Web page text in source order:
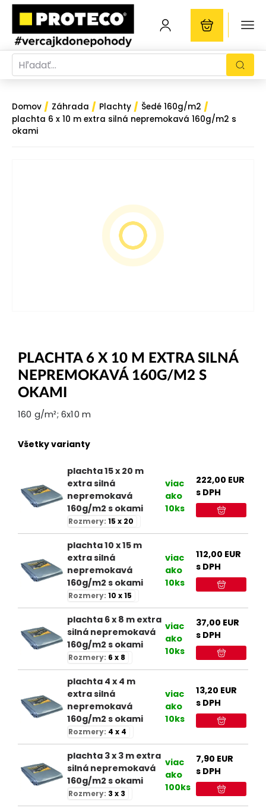
Domov / Záhrada / Plachty / Šedé 160g/m2 /
plachta 6 x 10 m extra silná nepremokavá 160g/m2 s
okami
PLACHTA 6 X 10 M EXTRA SILNÁ
NEPREMOKAVÁ 160G/M2 S
OKAMI
160 g/m²; 6x10 m
Všetky varianty
plachta 15 x 20 m
extra silná
nepremokavá
160g/m2 s okami
Rozmery: 15 x 20
viac
ako
10ks
222,00 EUR
s DPH
plachta 10 x 15 m
extra silná
nepremokavá
160g/m2 s okami
Rozmery: 10 x 15
viac
ako
10ks
112,00 EUR
s DPH
plachta 6 x 8 m extra
silná nepremokavá
160g/m2 s okami
Rozmery: 6 x 8
viac
ako
10ks
37,00 EUR
s DPH
plachta 4 x 4 m
extra silná
nepremokavá
160g/m2 s okami
Rozmery: 4 x 4
viac
ako
10ks
13,20 EUR
s DPH
plachta 3 x 3 m extra
silná nepremokavá
160g/m2 s okami
Rozmery: 3 x 3
viac
ako
100ks
7,90 EUR
s DPH